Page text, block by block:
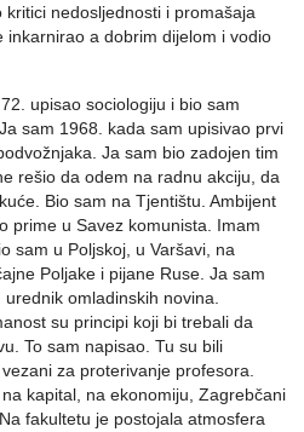
nedosljednosti i promašaja
inkarnirao a dobrim dijelom i vodio
upisao sociologiju i bio sam
sam 1968. kada sam upisivao prvi
Ja sam bio zadojen tim
rešio da odem na radnu akciju, da
Bio sam na Tjentištu. Ambijent
prime u Savez komunista. Imam
sam u Poljskoj, u Varšavi, na
Poljake i pijane Ruse. Ja sam
omladinskih novina.
su principi koji bi trebali da
To sam napisao. Tu su bili
za proterivanje profesora.
kapital, na ekonomiju, Zagrebčani
fakultetu je postojala atmosfera